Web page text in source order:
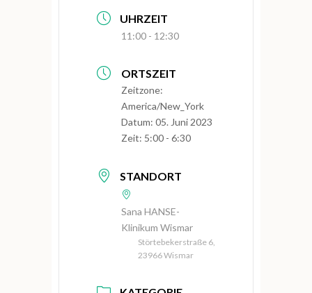
UHRZEIT
11:00 - 12:30
ORTSZEIT
Zeitzone:
America/New_York
Datum: 05. Juni 2023
Zeit: 5:00 - 6:30
STANDORT
Sana HANSE-
Klinikum Wismar
Störtebekerstraße 6,
23966 Wismar